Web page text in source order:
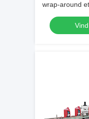
wrap-around
efficiënte